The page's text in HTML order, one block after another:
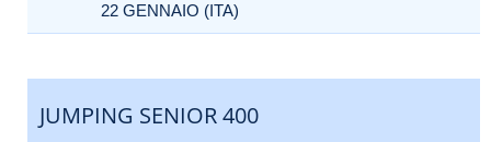
22 GENNAIO (ITA)
JUMPING SENIOR 400